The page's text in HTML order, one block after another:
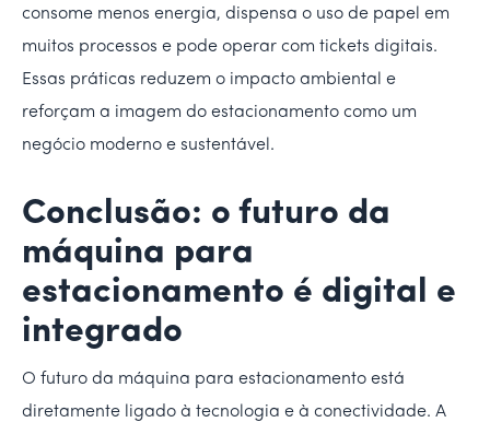
consome menos energia, dispensa o uso de papel em
muitos processos e pode operar com tickets digitais.
Essas práticas reduzem o impacto ambiental e
reforçam a imagem do estacionamento como um
negócio moderno e sustentável.
Conclusão: o futuro da
máquina para
estacionamento é digital e
integrado
O futuro da máquina para estacionamento está
diretamente ligado à tecnologia e à conectividade. A